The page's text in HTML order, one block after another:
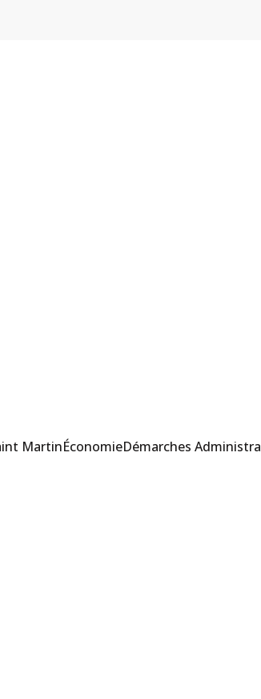
MartinÉconomieDémarches